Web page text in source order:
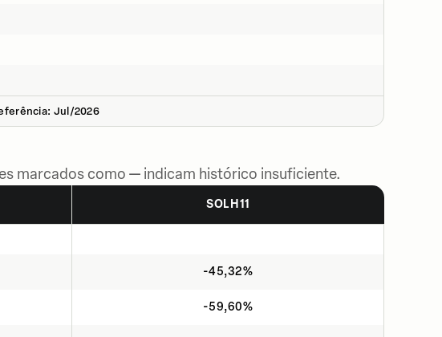
Jul/2026
marcados como — indicam histórico insuficiente.
SOLH11
-45,32%
-59,60%